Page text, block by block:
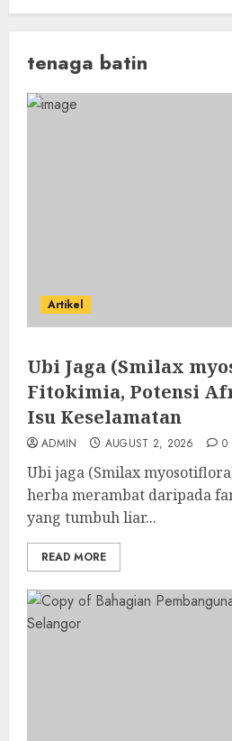
tenaga batin
Artikel
Ubi Jaga (Smilax
Fitokimia, Potensi
Isu Keselamatan
ADMIN AUGUST 2, 2026 0
Ubi jaga (Smilax
herba merambat daripada
yang tumbuh liar...
READ MORE